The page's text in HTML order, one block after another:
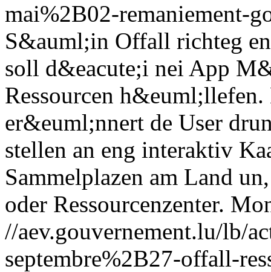
mai%2B02-remaniement-
S&auml;in Offall richteg
soll d&eacute;i nei App
Ressourcen
er&euml;nnert de User
stellen an eng interaktiv
Sammelplazen am Land
oder Ressourcenzenter.
//aev.gouvernement.lu/lb/
septembre%2B27-offall-